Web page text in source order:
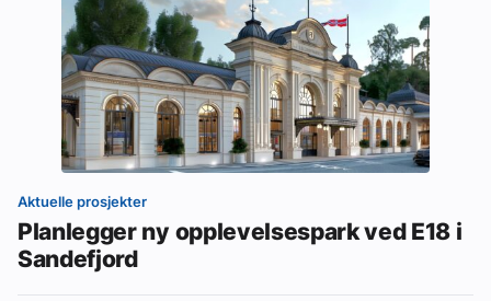
Aktuelle prosjekter
Planlegger ny opplevelsespark ved E18 i
Sandefjord